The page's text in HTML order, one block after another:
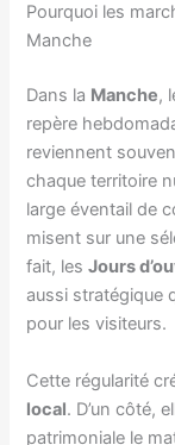
Pourquoi les
Manche
Dans la Manche,
repère
reviennent
chaque territoire
large éventail de
misent sur une
fait, lesJours
aussi stratégique
pour les visiteurs.
Cette régularité
local. D’un côté,
patrimoniale le